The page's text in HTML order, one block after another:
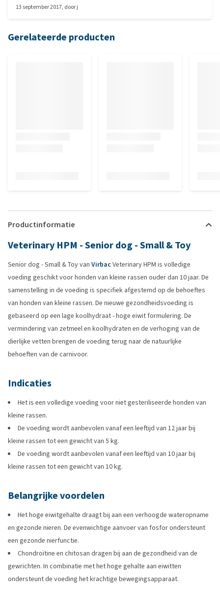
13 september 2017, doorj
Gerelateerde producten
Productinformatie
Veterinary HPM - Senior dog - Small & Toy
Senior dog - Small & Toy van VirbacVeterinary HPM is volledige
voeding geschikt voor honden van kleine rassen ouder dan 10 jaar. De
samenstelling in de voeding is specifiek afgestemd op de behoeftes
van honden van kleine rassen. De nieuwe gezondheidsvoeding is
gebaseerd op een lage koolhydraat - hoge eiwit formulering. De
vermindering van zetmeel en koolhydraten en de verhoging van de
dierlijke vetten brengen de voeding terug naar de natuurlijke
behoeften van de carnivoor.
Indicaties
Het is een volledige voeding voor niet gesteriliseerde honden van
kleine rassen.
De voeding wordt aanbevolen vanaf een leeftijd van 12 jaar bij
kleine rassen tot een gewicht van 5 kg.
De voeding wordt aanbevolen vanaf een leeftijd van 10 jaar bij
kleine rassen tot een gewicht van 10 kg.
Belangrijke voordelen
Het hoge eiwitgehalte draagt bij aan een verhoogde wateropname
en gezonde nieren. De evenwichtige aanvoer van fosfor ondersteunt
een gezonde nierfunctie.
Chondroïtine en chitosan dragen bij aan de gezondheid van de
gewrichten. In combinatie met het hoge gehalte aan eiwitten
ondersteunt de voeding het krachtige bewegingsapparaat.